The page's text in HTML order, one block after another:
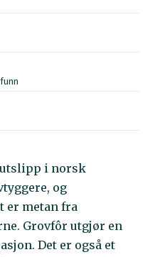
i norsk
og
er metan fra
Grovfôr utgjør en
Det er også et